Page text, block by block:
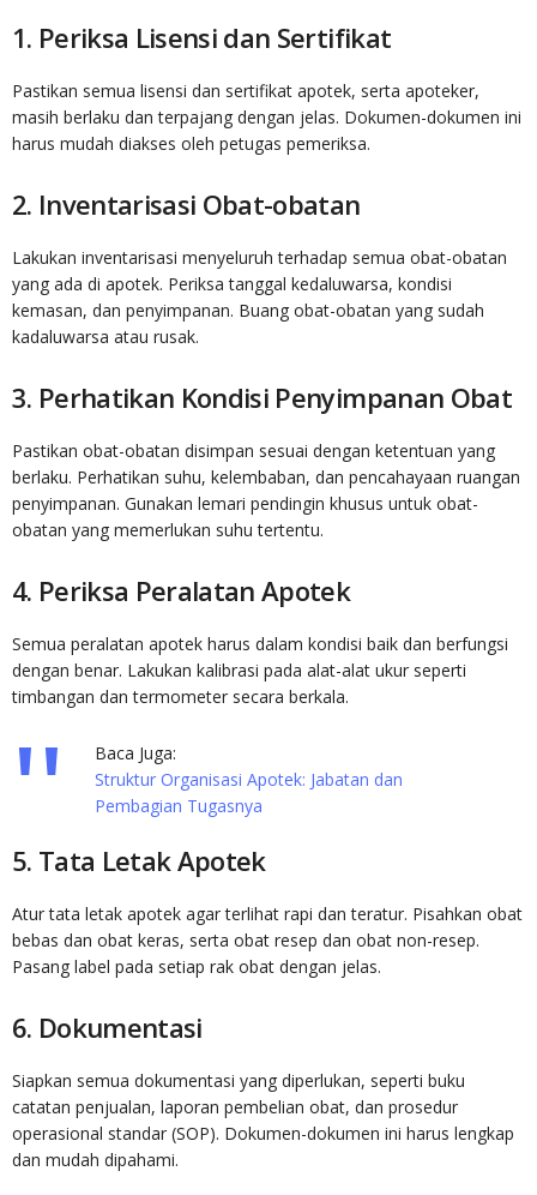
1. Periksa Lisensi dan Sertifikat
Pastikan semua lisensi dan sertifikat apotek, serta apoteker,
masih berlaku dan terpajang dengan jelas. Dokumen-dokumen ini
harus mudah diakses oleh petugas pemeriksa.
2. Inventarisasi Obat-obatan
Lakukan inventarisasi menyeluruh terhadap semua obat-obatan
yang ada di apotek. Periksa tanggal kedaluwarsa, kondisi
kemasan, dan penyimpanan. Buang obat-obatan yang sudah
kadaluwarsa atau rusak.
3. Perhatikan Kondisi Penyimpanan Obat
Pastikan obat-obatan disimpan sesuai dengan ketentuan yang
berlaku. Perhatikan suhu, kelembaban, dan pencahayaan ruangan
penyimpanan. Gunakan lemari pendingin khusus untuk obat-
obatan yang memerlukan suhu tertentu.
4. Periksa Peralatan Apotek
Semua peralatan apotek harus dalam kondisi baik dan berfungsi
dengan benar. Lakukan kalibrasi pada alat-alat ukur seperti
timbangan dan termometer secara berkala.
Baca Juga:
Struktur Organisasi Apotek: Jabatan dan
Pembagian Tugasnya
5. Tata Letak Apotek
Atur tata letak apotek agar terlihat rapi dan teratur. Pisahkan obat
bebas dan obat keras, serta obat resep dan obat non-resep.
Pasang label pada setiap rak obat dengan jelas.
6. Dokumentasi
Siapkan semua dokumentasi yang diperlukan, seperti buku
catatan penjualan, laporan pembelian obat, dan prosedur
operasional standar (SOP). Dokumen-dokumen ini harus lengkap
dan mudah dipahami.